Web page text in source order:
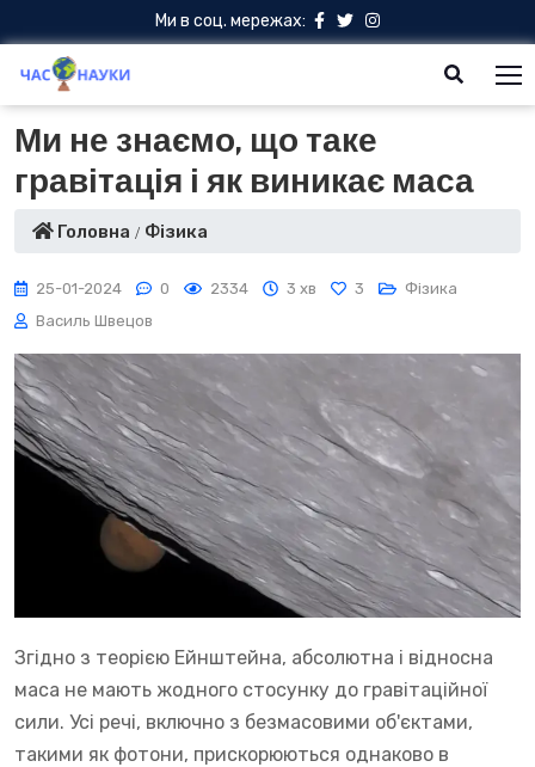
Ми в соц. мережах:
Ми не знаємо, що таке
гравітація і як виникає маса
Головна Фізика
25-01-2024 0 2334 3 хв 3
Фізика
Василь Швецов
Згідно з теорією Ейнштейна, абсолютна і відносна
маса не мають жодного стосунку до гравітаційної
сили. Усі речі, включно з безмасовими об'єктами,
такими як фотони, прискорюються однаково в